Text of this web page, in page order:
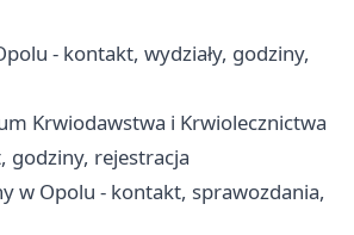
- kontakt, wydziały, godziny,
Krwiodawstwa i Krwiolecznictwa
godziny, rejestracja
w Opolu - kontakt, sprawozdania,